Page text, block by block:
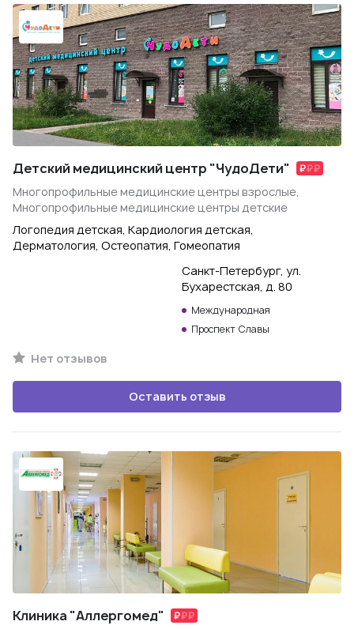
Детский медицинский центр "ЧудоДети"
Многопрофильные медицинские центры взрослые,
Многопрофильные медицинские центры детские
Логопедия детская, Кардиология детская,
Дерматология, Остеопатия, Гомеопатия
Санкт-Петербург, ул.
Бухарестская, д. 80
Международная
Проспект Славы
Нет отзывов
Оставить отзыв
Клиника "Аллергомед"